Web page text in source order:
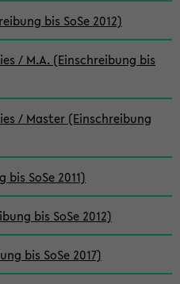
bis SoSe 2012)
/ M.A. (Einschreibung bis
/ Master (Einschreibung
SoSe 2011)
bis SoSe 2012)
bis SoSe 2017)